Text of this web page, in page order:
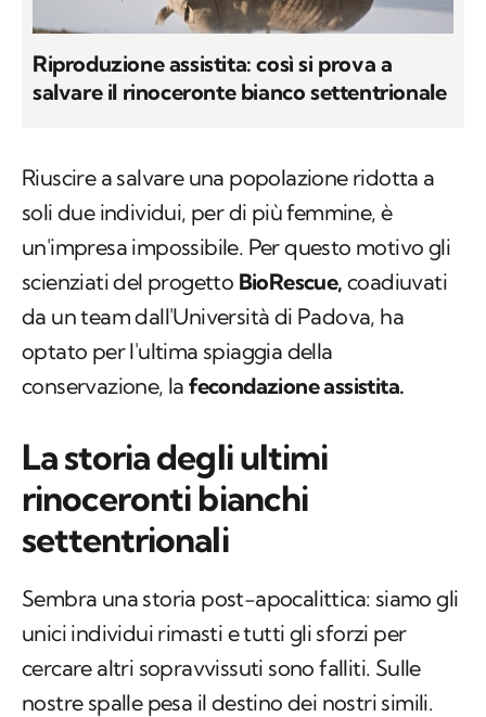
Riproduzione assistita: così si prova a
salvare il rinoceronte bianco settentrionale
Riuscire a salvare una popolazione ridotta a
soli due individui, per di più femmine, è
un'impresa impossibile. Per questo motivo gli
scienziati del progetto BioRescue,coadiuvati
da un team dall'Università di Padova, ha
optato per l'ultima spiaggia della
conservazione, lafecondazione assistita.
La storia degli ultimi
rinoceronti bianchi
settentrionali
Sembra una storia post-apocalittica: siamo gli
unici individui rimasti e tutti gli sforzi per
cercare altri sopravvissuti sono falliti. Sulle
nostre spalle pesa il destino dei nostri simili.